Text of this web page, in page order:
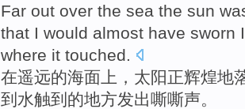
Far out over the sea the sun
that I would almost have sworn
where it touched.
在遥远的海面 上， 太阳正辉煌地
到 水触到 的地方发出嘶嘶声。